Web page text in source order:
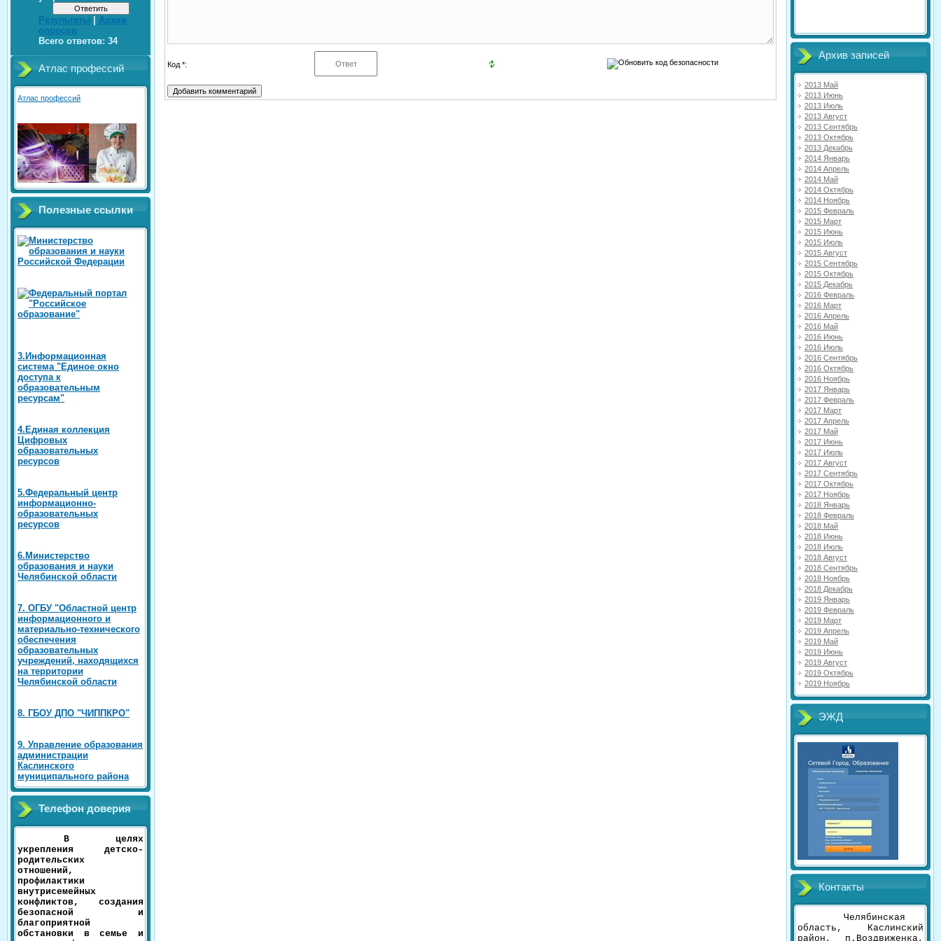
Результаты
Архив
опросов
Всего ответов: 34
Атлас профессий
Атлас профессий
Полезные ссылки
3.Информационная
система "Единое окно
доступа к
образовательным
ресурсам"
4.Единая коллекция
Цифровых
образовательных
ресурсов
5.Федеральный центр
информационно-
образовательных
ресурсов
6.Министерство
образования и науки
Челябинской области
7. ОГБУ "Областной центр
информационного и
материально-технического
обеспечения
образовательных
учреждений, находящихся
на территории
Челябинской области
8. ГБОУ ДПО "ЧИППКРО"
9. Управление образования
администрации
Каслинского
муниципального района
Телефон доверия
В целях
укрепления детско-
родительских
отношений,
профилактики
внутрисемейных
конфликтов, создания
безопасной и
благоприятной
обстановки в семье и
Код *:
Архив записей
2013 Май
2013 Июнь
2013 Июль
2013 Август
2013 Сентябрь
2013 Октябрь
2013 Декабрь
2014 Январь
2014 Апрель
2014 Май
2014 Октябрь
2014 Ноябрь
2015 Февраль
2015 Март
2015 Июнь
2015 Июль
2015 Август
2015 Сентябрь
2015 Октябрь
2015 Декабрь
2016 Февраль
2016 Март
2016 Апрель
2016 Май
2016 Июнь
2016 Июль
2016 Сентябрь
2016 Октябрь
2016 Ноябрь
2017 Январь
2017 Февраль
2017 Март
2017 Апрель
2017 Май
2017 Июнь
2017 Июль
2017 Август
2017 Сентябрь
2017 Октябрь
2017 Ноябрь
2018 Январь
2018 Февраль
2018 Май
2018 Июнь
2018 Июль
2018 Август
2018 Сентябрь
2018 Ноябрь
2018 Декабрь
2019 Январь
2019 Февраль
2019 Март
2019 Апрель
2019 Май
2019 Июнь
2019 Август
2019 Октябрь
2019 Ноябрь
ЭЖД
Контакты
Челябинская
область, Каслинский
район, п.Воздвиженка,